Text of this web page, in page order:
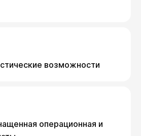
возможности
операционная и